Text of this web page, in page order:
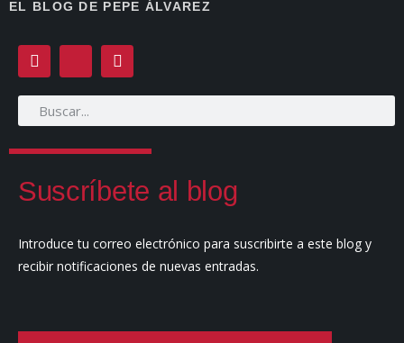
EL BLOG DE PEPE ÁLVAREZ
Suscríbete al blog
Introduce tu correo electrónico para suscribirte a este blog y
recibir notificaciones de nuevas entradas.